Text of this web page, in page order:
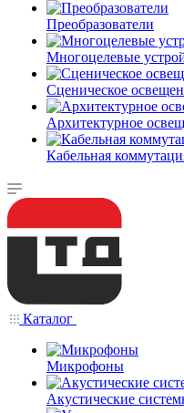
Преобразователи
Многоцелевые
Сценическое
Архитектурное
Кабельная
Каталог
Микрофоны
Акустические